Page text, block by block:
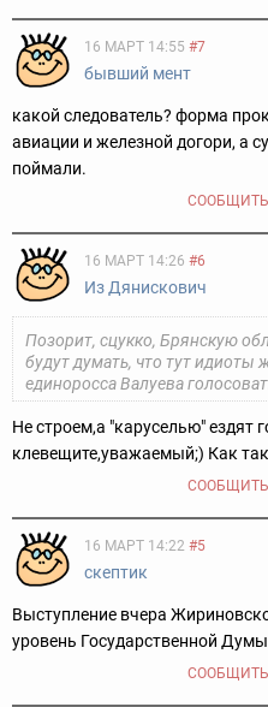
16 МАРТ 14:55 #7
бывший мент
какой следователь? форма
авиации и железной догори, а
поймали.
16 МАРТ 14:26 #6
Из Дянискович
Позорит, сцукко, Брянскую
будут думать, что тут идиоты
единоросса Валуева
Не строем,а "каруселью" ездят
клевещите,уважаемый;) Как
16 МАРТ 14:22 #5
скептик
Выступление вчера
уровень Государственной